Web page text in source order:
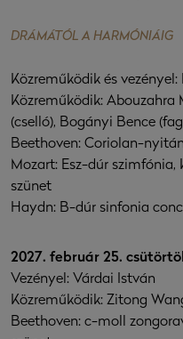
DRÁMÁTÓL A HARMÓNIÁIG
Közreműködik és
Közreműködik: Abouzahra
(cselló), Bogányi Bence
Beethoven: Coriolan-
Mozart: Esz-dúr szimfónia,
szünet
Haydn: B-dúr sinfonia
2027. február 25.
Vezényel: Várdai István
Közreműködik: Zitong
Beethoven: c-moll